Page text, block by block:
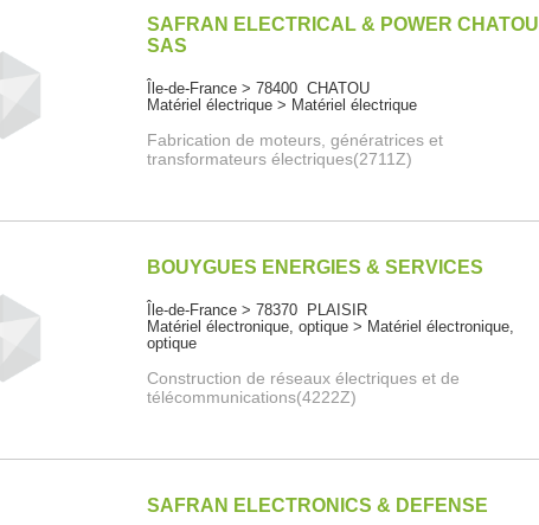
SAFRAN ELECTRICAL & POWER CHATOU
SAS
Île-de-France > 78400 CHATOU
Matériel électrique > Matériel électrique
Fabrication de moteurs, génératrices et
transformateurs électriques(2711Z)
BOUYGUES ENERGIES & SERVICES
Île-de-France > 78370 PLAISIR
Matériel électronique, optique > Matériel électronique,
optique
Construction de réseaux électriques et de
télécommunications(4222Z)
SAFRAN ELECTRONICS & DEFENSE